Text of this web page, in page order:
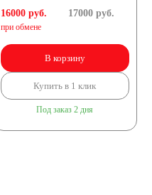
16000 руб.
при обмене
17000 руб.
В корзину
Купить в 1 клик
Под заказ 2 дня